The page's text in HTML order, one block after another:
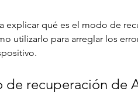
explicar qué es el modo de
utilizarlo para arreglar los
de recuperación de